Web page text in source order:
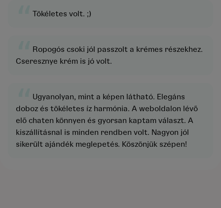
“Tökéletes volt. ;)
“Ropogós csoki jól passzolt a krémes részekhez.
Cseresznye krém is jó volt.
“Ugyanolyan, mint a képen látható. Elegáns
doboz és tökéletes íz harmónia. A weboldalon lévő
elő chaten könnyen és gyorsan kaptam választ. A
kiszállításnal is minden rendben volt. Nagyon jól
sikerült ajándék meglepetés. Köszönjük szépen!